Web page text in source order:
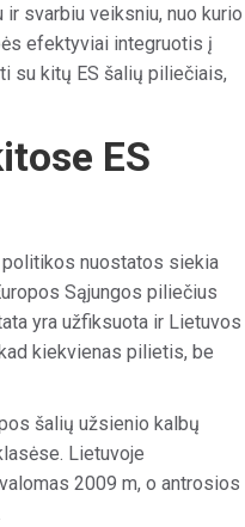
svarbiu veiksniu, nuo kurio
efektyviai integruotis į
su kitų ES šalių piliečiais,
ES
nuostatos siekia
Sąjungos piliečius
yra užfiksuota ir Lietuvos
kiekvienas pilietis, be
šalių užsienio kalbų
Lietuvoje
2009 m, o antrosios